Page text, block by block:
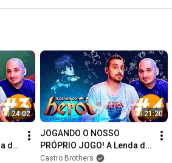
24:02
do
21:20
JOGANDO O NOSSO
PRÓPRIO JOGO! A Lenda do
Herói desde o início #04
Castro Brothers